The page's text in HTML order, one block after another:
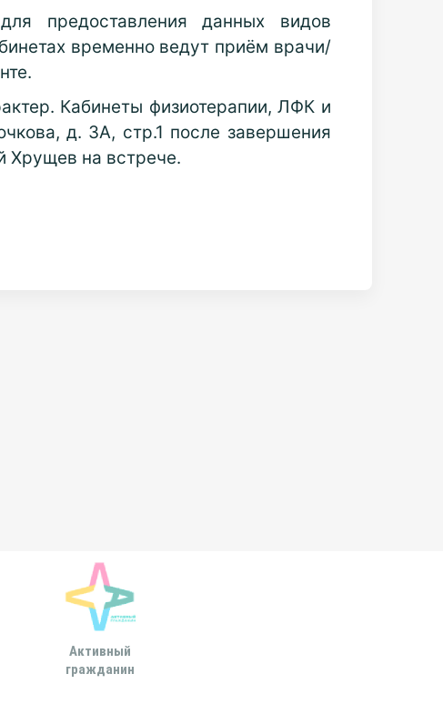
предоставления данных видов
временно ведут приём врачи/
Кабинеты физиотерапии, ЛФК и
д. 3А, стр.1 после завершения
Хрущев на встрече.
Активный
гражданин